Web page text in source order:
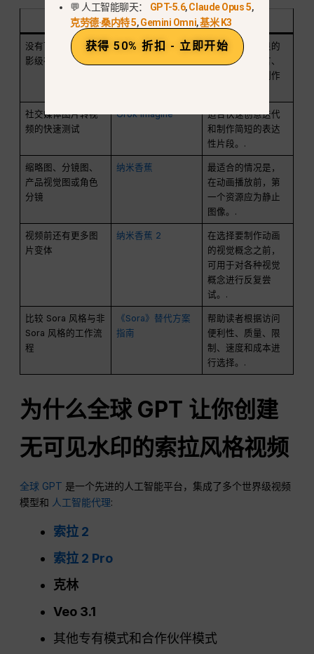
目标 最佳路线
没有可见标志的电
影级视频
Veo 3.1
更适合制作精良的
场景、镜头语言、
写实风格以及制作
社交媒体图片转视
频的快速测试
Grok Imagine
适合快速创意迭代
和制作简短的表达
性片段。.
缩略图、分镜图、
产品视觉图或角色
分镜
纳米香蕉
最适合的情况是，
在动画播放前，第
一个资源应为静止
图像。.
视频前还有更多图
片变体
纳米香蕉 2
在选择要制作动画
的视觉概念之前，
可用于对各种视觉
概念进行反复尝
试。.
比较 Sora 风格与非
Sora 风格的工作流
程
《Sora》替代方案
指南
帮助读者根据访问
便利性、质量、限
制、速度和成本进
行选择。.
为什么全球 GPT 让你创建
无可见水印的索拉风格视频
全球 GPT 是一个先进的人工智能平台，集成了多个世界级视频
模型和 人工智能代理:
索拉 2
索拉 2 Pro
克林
Veo 3.1
其他专有模式和合作伙伴模式
💬 人工智能聊天： GPT-5.6,Claude Opus 5,
克劳德·桑内特 5,Gemini Omni,基米 K3
获得 50% 折扣 - 立即开始